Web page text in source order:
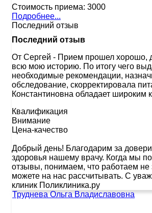
Стоимость приема: 3000
Подробнее...
Последний отзыв
Последний отзыв
От Сергей - Прием прошел хорошо,
всю мою историю. По итогу чего
необходимые рекомендации,
обследование, скорректировала
Константиновна обладает широким
Квалификация
Внимание
Цена-качество
Добрый день! Благодарим за
здоровья нашему врачу. Когда мы
отзывы, понимаем, что работаем не
можете на нас рассчитывать. С
клиник Поликлиника.ру
Труднева Ольга Владиславовна